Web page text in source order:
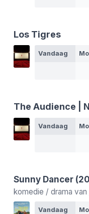
Los Tigres
Vandaag
The Audience |
Vandaag
Sunny Dancer
komedie / drama van
Vandaag